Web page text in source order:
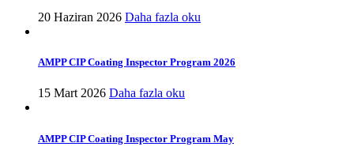
20 Haziran 2026 Daha fazla oku
AMPP CIP Coating Inspector Program 2026
15 Mart 2026 Daha fazla oku
AMPP CIP Coating Inspector Program May